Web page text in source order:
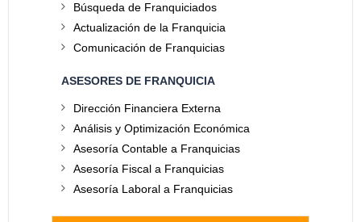
Búsqueda de Franquiciados
Actualización de la Franquicia
Comunicación de Franquicias
ASESORES DE FRANQUICIA
Dirección Financiera Externa
Análisis y Optimización Económica
Asesoría Contable a Franquicias
Asesoría Fiscal a Franquicias
Asesoría Laboral a Franquicias